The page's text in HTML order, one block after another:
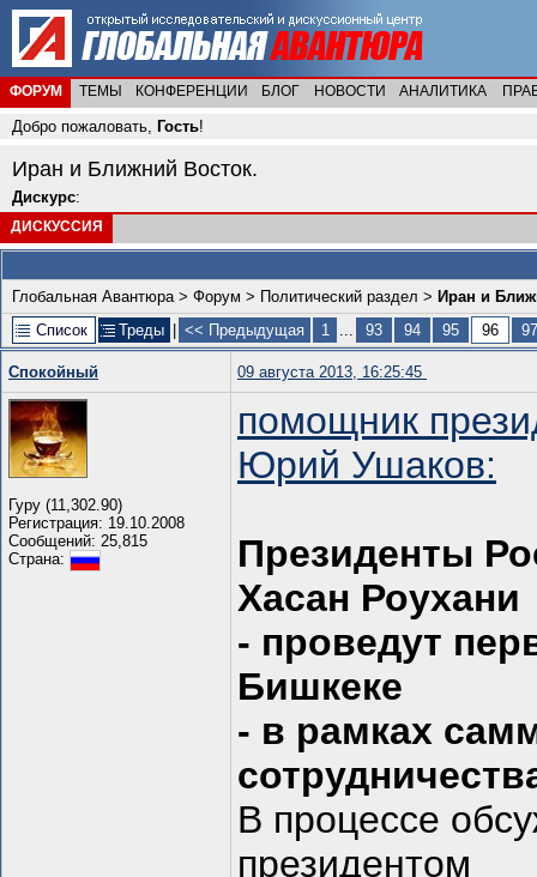
ФОРУМ ТЕМЫ КОНФЕРЕНЦИИ БЛОГ НОВОСТИ АНАЛИТИКА
Добро пожаловать, Гость!
Иран и Ближний Восток.
Дискурс:
ДИСКУССИЯ
Глобальная Авантюра> Форум > Политический раздел > Иран и
Список
Треды << Предыдущая 1 ... 93 94 95 96 97
Спокойный 09 августа 2013, 16:25:45
Гуру (11,302.90)
Регистрация: 19.10.2008
Сообщений: 25,815
Страна:
помощник
Юрий Ушаков:
Президенты
Хасан Роухани
- проведут
Бишкеке
- в рамках
В процессе
президентом